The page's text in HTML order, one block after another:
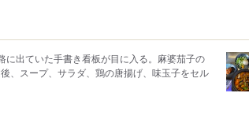
出ていた手書き看板が目に入る。麻婆茄子の
、スープ、サラダ、鶏の唐揚げ、味玉子をセル